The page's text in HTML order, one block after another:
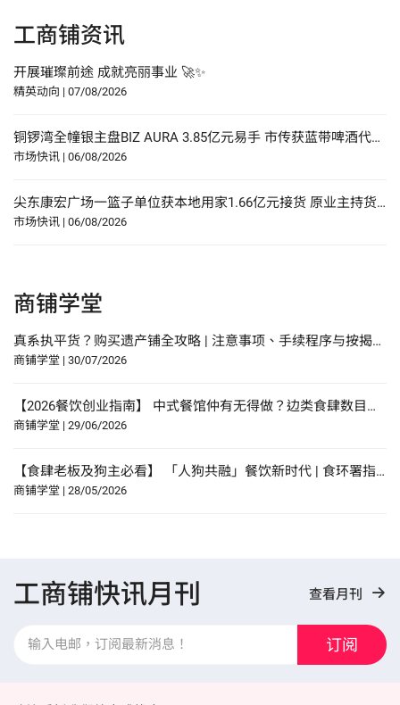
工商铺资讯
开展璀璨前途 成就亮丽事业 🚀✨
精英动向 | 07/08/2026
铜锣湾全幢银主盘BIZ AURA 3.85亿元易手 市传获蓝带啤酒代理商承接
市场快讯 | 06/08/2026
尖东康宏广场一篮子单位获本地用家1.66亿元接货 原业主持货22年赚27%
市场快讯 | 06/08/2026
商铺学堂
真系执平货？购买遗产铺全攻略 | 注意事项、手续程序与按揭申请指南
商铺学堂 | 30/07/2026
【2026餐饮创业指南】 中式餐馆仲有无得做？边类食肆数目增幅最多？研究报告中寻找餐饮创业贴士？
商铺学堂 | 29/06/2026
【食肆老板及狗主必看】 「人狗共融」餐饮新时代 | 食环署指引懒人包！
商铺学堂 | 28/05/2026
工商铺快讯月刊 查看月刊
订阅